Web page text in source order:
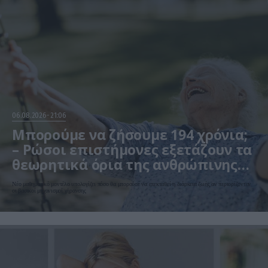
06.08.2026 21:06
Μπορούμε να ζήσουμε 194 χρόνια;
– Ρώσοι επιστήμονες εξετάζουν τα
θεωρητικά όρια της ανθρώπινης
ζωής
Νέο μαθηματικό μοντέλο υπολογίζει πόσο θα μπορούσε να επεκταθεί η διάρκεια ζωής αν περιορίζονταν
οι βασικοί μηχανισμοί γήρανσης